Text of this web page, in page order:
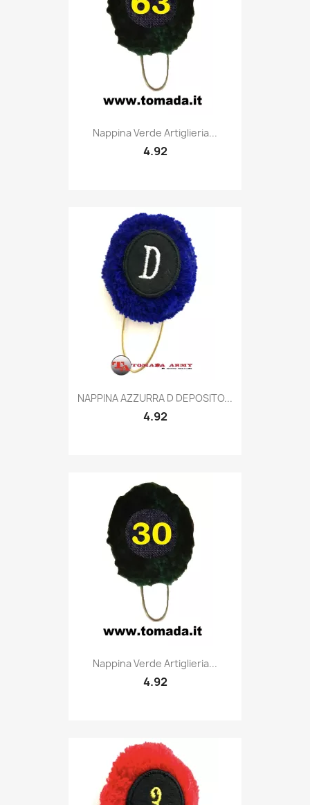
Quick view
Nappina Verde Artiglieria...
4.92
Quick view
NAPPINA AZZURRA D DEPOSITO...
4.92
Quick view
Nappina Verde Artiglieria...
4.92